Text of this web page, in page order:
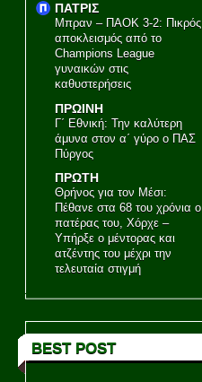
ΠΑΤΡΙΣ
Μπραν – ΠΑΟΚ 3-2: Πικρός
αποκλεισμός από το
Champions League
γυναικών στις
καθυστερήσεις
ΠΡΩΙΝΗ
Γ΄ Εθνική: Την καλύτερη
άμυνα στον α΄ γύρο ο ΠΑΣ
Πύργος
ΠΡΩΤΗ
Θρήνος για τον Μέσι:
Πέθανε στα 68 του χρόνια ο
πατέρας του, Χόρχε –
Υπήρξε ο μέντορας και
ατζέντης του μέχρι την
τελευταία στιγμή
BEST POST